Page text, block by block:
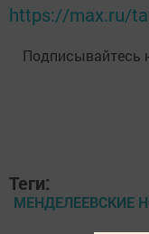
https://max.ru/
Подписывайтесь
Теги:
МЕНДЕЛЕЕВСКИЕ